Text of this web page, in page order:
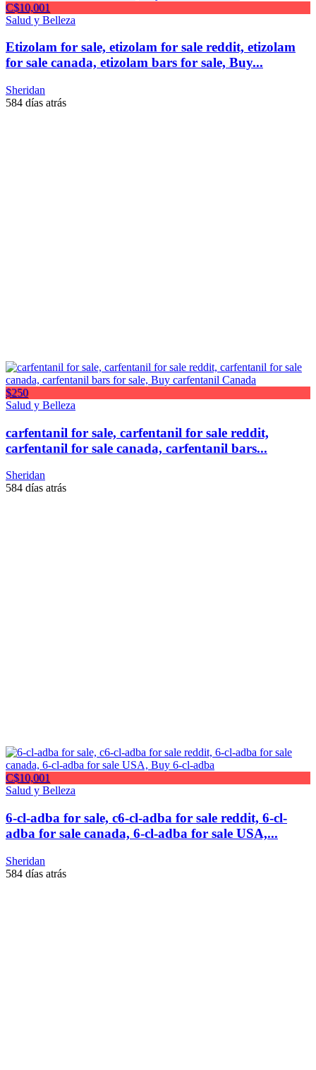
C$10,001
Salud y Belleza
Etizolam for sale, etizolam for sale reddit, etizolam
for sale canada, etizolam bars for sale, Buy...
Sheridan
584 días atrás
$250
Salud y Belleza
carfentanil for sale, carfentanil for sale reddit,
carfentanil for sale canada, carfentanil bars...
Sheridan
584 días atrás
C$10,001
Salud y Belleza
6-cl-adba for sale, c6-cl-adba for sale reddit, 6-cl-
adba for sale canada, 6-cl-adba for sale USA,...
Sheridan
584 días atrás